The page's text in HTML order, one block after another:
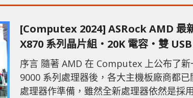
[Computex 2024] ASRock AMD 最
X870 系列晶片組‧20K 電容‧雙
序言 隨著 AMD 在 Computex 上公布了新
9000 系列處理器後，各大主機板廠商都
處理器作準備，雖然全新處理器依然是採